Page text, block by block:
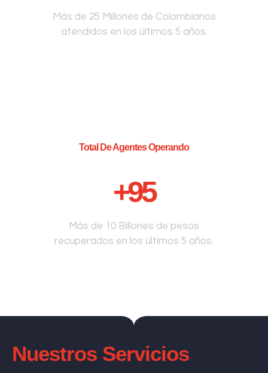
Más de 25 Millones de Colombianos
atendidos en los últimos 5 años.
Total De Agentes Operando
+95
Más de 10 Billones de pesos
recuperados en los últimos 5 años.
Nuestros Servicios